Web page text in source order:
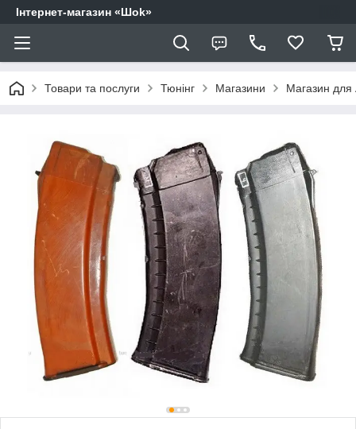
Інтернет-магазин «Шоk»
Товари та послуги Тюнінг Магазини Магазин для